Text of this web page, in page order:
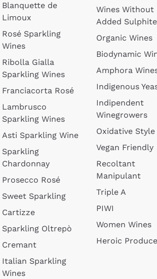
Blanquette de
Limoux
Rosé Sparkling
Wines
Ribolla Gialla
Sparkling Wines
Franciacorta Rosé
Lambrusco
Sparkling Wines
Asti Sparkling Wine
Sparkling
Chardonnay
Prosecco Rosé
Sweet Sparkling
Cartizze
Sparkling Oltrepò
Cremant
Italian Sparkling
Wines
Wines Without
Added
Organic Wines
Biodynamic
Amphora
Indigenous
Indipendent
Winegrowers
Oxidative Style
Vegan Friendly
Recoltant
Manipulant
Triple A
PIWI
Women Wines
Heroic